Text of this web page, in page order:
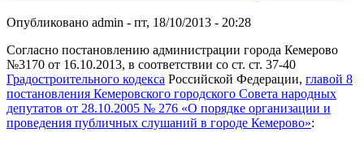
Опубликовано admin - пт, 18/10/2013 - 20:28
Согласно постановлению администрации города Кемерово
№3170 от 16.10.2013, в соответствии со ст. ст. 37-40
Градостроительного кодекса Российской Федерации, главой 8
постановления Кемеровского городского Совета народных
депутатов от 28.10.2005 № 276 «О порядке организации и
проведения публичных слушаний в городе Кемерово»: